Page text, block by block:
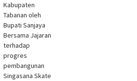
Kabupaten
Tabanan oleh
Bupati Sanjaya
Bersama Jajaran
terhadap
progres
pembangunan
Singasana Skate